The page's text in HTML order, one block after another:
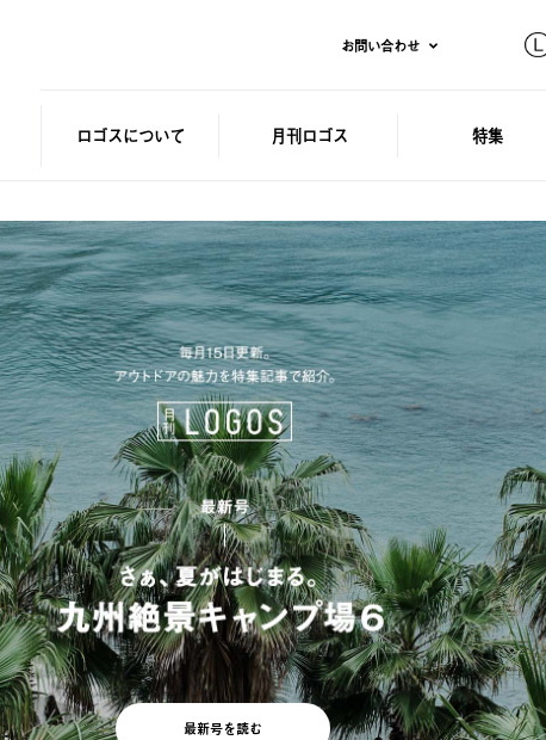
お問い合わせ
ロゴスについて 月刊ロゴス 特集
最新号を読む